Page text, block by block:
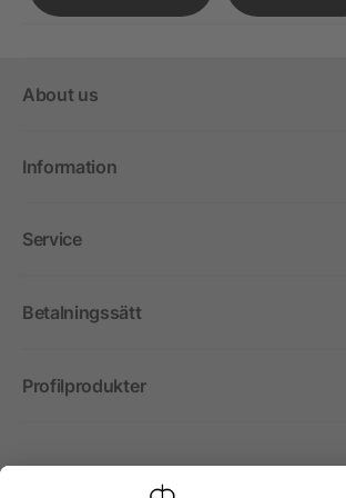
About us
Information
Service
Betalningssätt
Profilprodukter
Internationellt